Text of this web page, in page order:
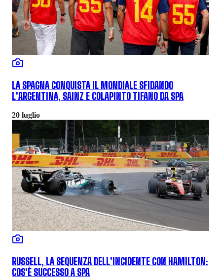
LA SPAGNA CONQUISTA IL MONDIALE SFIDANDO
L'ARGENTINA, SAINZ E COLAPINTO TIFANO DA SPA
20 luglio
RUSSELL, LA SEQUENZA DELL'INCIDENTE CON HAMILTON:
COS'È SUCCESSO A SPA